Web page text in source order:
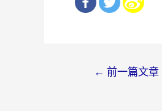
← 前一篇文章